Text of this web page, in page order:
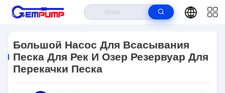
Для Всасывания Песка Для Рек И Озер Резервуар Для Перекачки Песка
Большой Насос Для Всасывания
Песка Для Рек И Озер Резервуар Для
Перекачки Песка